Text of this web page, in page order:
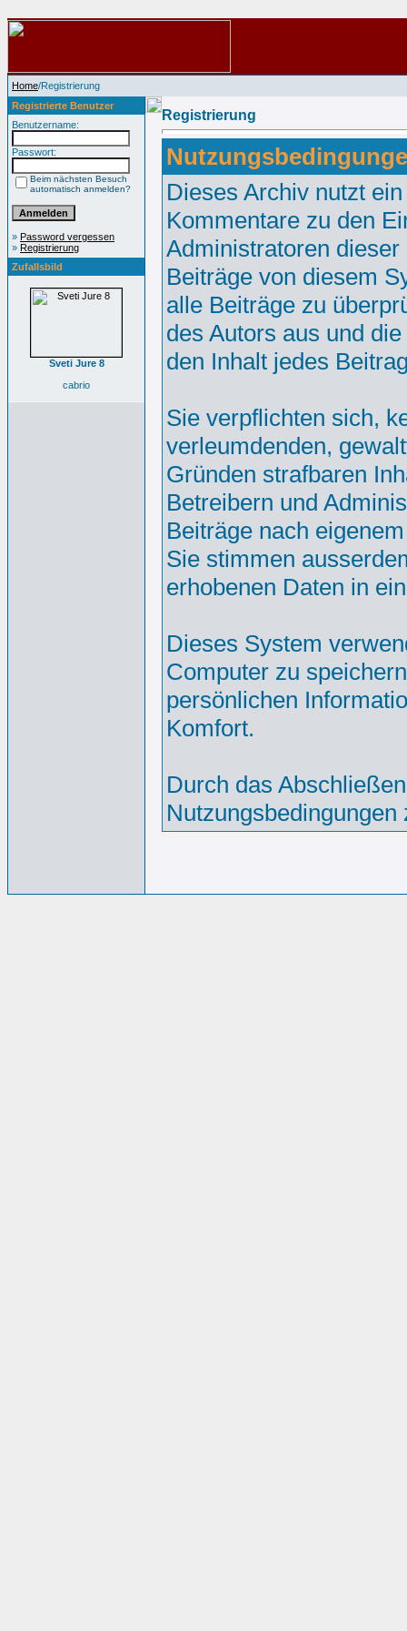
Home/Registrierung
Registrierte Benutzer
Benutzername:
Passwort:
Beim nächsten Besuch
automatisch anmelden?
» Password vergessen
» Registrierung
Zufallsbild
Sveti Jure 8
cabrio
Registrierung
Dieses Archiv nutzt
Kommentare zu den
Administratoren
Beiträge von diesem
alle Beiträge zu
des Autors aus und
den Inhalt jedes
Sie verpflichten sich,
verleumdenden,
Gründen strafbaren
Betreibern und
Beiträge nach
Sie stimmen
erhobenen Daten in
Dieses System
Computer zu
persönlichen
Komfort.
Durch das
Nutzungsbedingungen